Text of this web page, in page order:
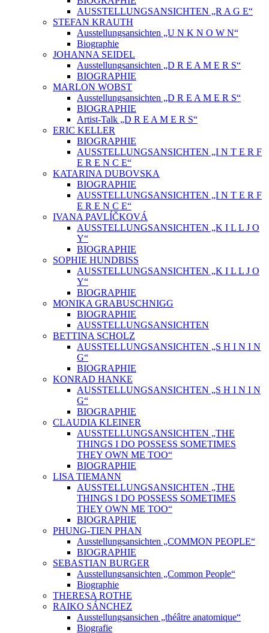
AUSSTELLUNGSANSICHTEN „R A G E“
STEFAN KRAUTH
Ausstellungsansichten „U N K N O W N“
Biographie
JOHANNA SEIDEL
Ausstellungsansichten „D R E A M E R S“
BIOGRAPHIE
MARLON WOBST
Ausstellungsansichten „D R E A M E R S“
BIOGRAPHIE
Artist-Talk „D R E A M E R S“
ERIC KELLER
BIOGRAPHIE
AUSSTELLUNGSANSICHTEN „I N T E R F
E R E N C E“
KATARINA DUBOVSKA
BIOGRAPHIE
AUSSTELLUNGSANSICHTEN „I N T E R F
E R E N C E“
IVANA PAVLÍČKOVÁ
AUSSTELLUNGSANSICHTEN „K I L L J O
Y“
BIOGRAPHIE
SOPHIE HUNDBISS
AUSSTELLUNGSANSICHTEN „K I L L J O
Y“
BIOGRAPHIE
MONIKA GRABUSCHNIGG
BIOGRAPHIE
AUSSTELLUNGSANSICHTEN
BETTINA SCHOLZ
AUSSTELLUNGSANSICHTEN „S H I N I N
G“
BIOGRAPHIE
KONRAD HANKE
AUSSTELLUNGSANSICHTEN „S H I N I N
G“
BIOGRAPHIE
CLAUDIA KLEINER
AUSSTELLUNGSANSICHTEN „THE
THINGS I DO POSSESS SOMETIMES
THEY OWN ME TOO“
BIOGRAPHIE
LISA TIEMANN
AUSSTELLUNGSANSICHTEN „THE
THINGS I DO POSSESS SOMETIMES
THEY OWN ME TOO“
BIOGRAPHIE
PHUNG-TIEN PHAN
Ausstellungsansichten „COMMON PEOPLE“
BIOGRAPHIE
SEBASTIAN BURGER
Ausstellungsansichten „Common People“
Biographie
THERESA ROTHE
RAIKO SÁNCHEZ
Ausstellungsansichen „théâtre anatomique“
Biografie